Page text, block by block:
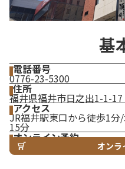
基
電話番号
0776-23-5300
住所
福井県福井市日之出1-1-17
アクセス
JR福井駅東口から徒歩1
15分
オンライン予約
オンラ